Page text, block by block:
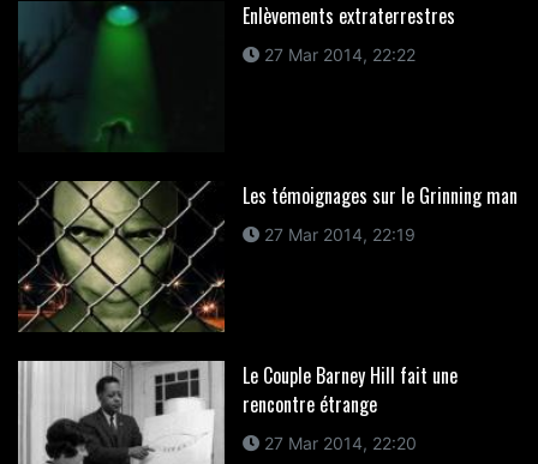
Enlèvements extraterrestres
27 Mar 2014, 22:22
Les témoignages sur le Grinning man
27 Mar 2014, 22:19
Le Couple Barney Hill fait une
rencontre étrange
27 Mar 2014, 22:20